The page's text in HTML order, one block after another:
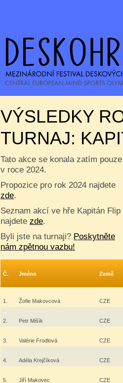
VÝSLEDKY
TURNAJ:
Tato akce se konala zatím pouze
v roce 2024.
Propozice pro rok 2024 najdete
zde.
Seznam akcí ve hře Kapitán Flip
najdete zde.
Byli jste na turnaji? Poskytněte
nám zpětnou vazbu!
Č. Jméno Země
1. Žofie Makovcová CZE
2. Petr Mišík CZE
3. Valérie Frodlová CZE
4. Adéla Krejčíková CZE
5. Jiří Makovec CZE